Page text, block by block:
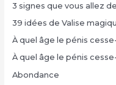
3 signes que vous allez
39 idées de Valise
À quel âge le pénis
À quel âge le pénis
Abondance